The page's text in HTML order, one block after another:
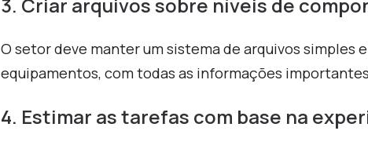
O setor deve manter um sistema de arquivos simples
equipamentos, com todas as informações
4. Estimar as tarefas com base na